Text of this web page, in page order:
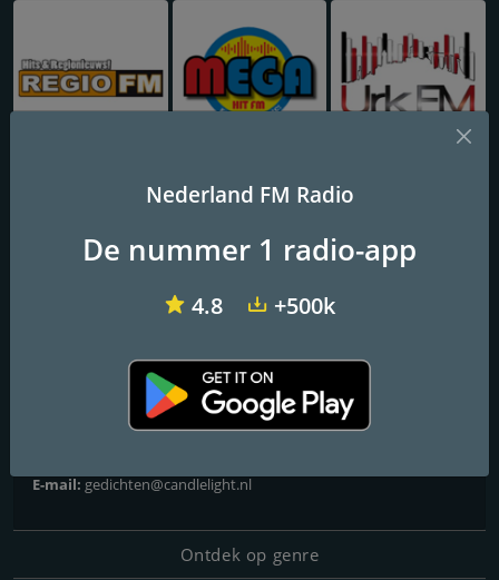
Candlelight Radio
Frequenties FM
Contactpersonen
E-mail: gedichten@candlelight.nl
Ontdek op genre
Nederland FM Radio
De nummer 1 radio-app
4.8 +500k